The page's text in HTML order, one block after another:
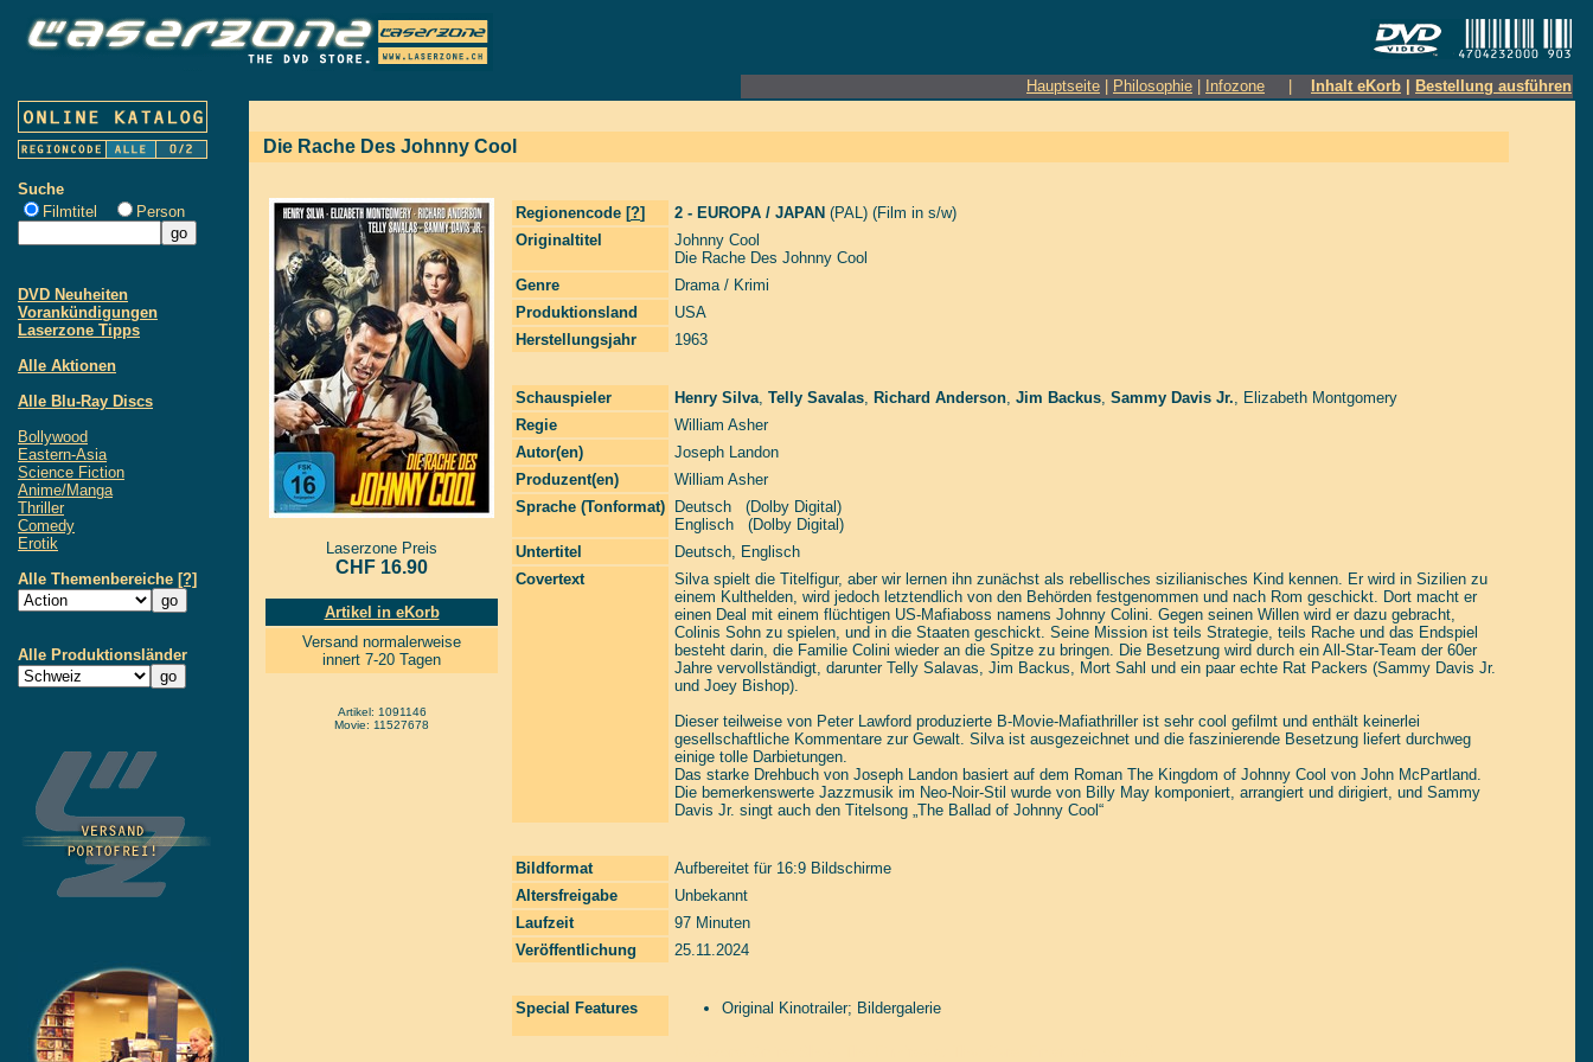
Hauptseite Philosophie Infozone Inhalt eKorb Bestellung ausführen
Suche
Filmtitel
Person
DVD Neuheiten
Vorankündigungen
Laserzone Tipps
Alle Aktionen
Alle Blu-Ray Discs
Bollywood
Eastern-Asia
Science Fiction
Anime/Manga
Thriller
Comedy
Erotik
Alle Themenbereiche [?]
Alle Produktionsländer
Die Rache Des Johnny Cool
Laserzone Preis
CHF 16.90
Artikel in eKorb
Versand normalerweise
innert 7-20 Tagen
Artikel: 1091146
Movie: 11527678
Regionencode [?] 2 - EUROPA / JAPAN (PAL) (Film in s/w)
Originaltitel
Johnny Cool
Die Rache Des Johnny Cool
Genre
Drama / Krimi
Produktionsland
USA
Herstellungsjahr
1963
Schauspieler Henry Silva, Telly Savalas, Richard Anderson, Jim Backus, Sammy Davis Jr., Elizabeth Montgomery
Regie
William Asher
Autor(en)
Joseph Landon
Produzent(en)
William Asher
Sprache (Tonformat)
Deutsch (Dolby Digital)
Englisch (Dolby Digital)
Untertitel
Deutsch, Englisch
Covertext
Silva spielt die Titelfigur, aber wir lernen ihn zunächst als rebellisches sizilianisches Kind kennen. Er wird in Sizilien zu
einem Kulthelden, wird jedoch letztendlich von den Behörden festgenommen und nach Rom geschickt. Dort macht er
einen Deal mit einem flüchtigen US-Mafiaboss namens Johnny Colini. Gegen seinen Willen wird er dazu gebracht,
Colinis Sohn zu spielen, und in die Staaten geschickt. Seine Mission ist teils Strategie, teils Rache und das Endspiel
besteht darin, die Familie Colini wieder an die Spitze zu bringen. Die Besetzung wird durch ein All-Star-Team der 60er
Jahre vervollständigt, darunter Telly Salavas, Jim Backus, Mort Sahl und ein paar echte Rat Packers (Sammy Davis Jr.
und Joey Bishop).
Dieser teilweise von Peter Lawford produzierte B-Movie-Mafiathriller ist sehr cool gefilmt und enthält keinerlei
gesellschaftliche Kommentare zur Gewalt. Silva ist ausgezeichnet und die faszinierende Besetzung liefert durchweg
einige tolle Darbietungen.
Das starke Drehbuch von Joseph Landon basiert auf dem Roman The Kingdom of Johnny Cool von John McPartland.
Die bemerkenswerte Jazzmusik im Neo-Noir-Stil wurde von Billy May komponiert, arrangiert und dirigiert, und Sammy
Davis Jr. singt auch den Titelsong „The Ballad of Johnny Cool“
Bildformat
Aufbereitet für 16:9 Bildschirme
Altersfreigabe
Unbekannt
Laufzeit
97 Minuten
Veröffentlichung
25.11.2024
Special Features Original Kinotrailer; Bildergalerie